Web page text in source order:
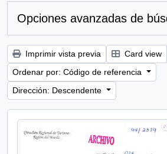
Opciones avanzadas de
Imprimir vista previa Card view
Ordenar por: Código de referencia
Dirección: Descendente